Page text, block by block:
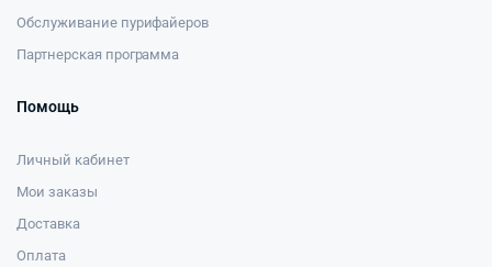
Обслуживание пурифайеров
Партнерская программа
Помощь
Личный кабинет
Мои заказы
Доставка
Оплата